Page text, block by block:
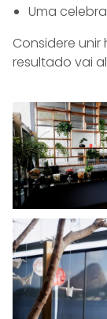
Uma
Considere unir
resultado vai